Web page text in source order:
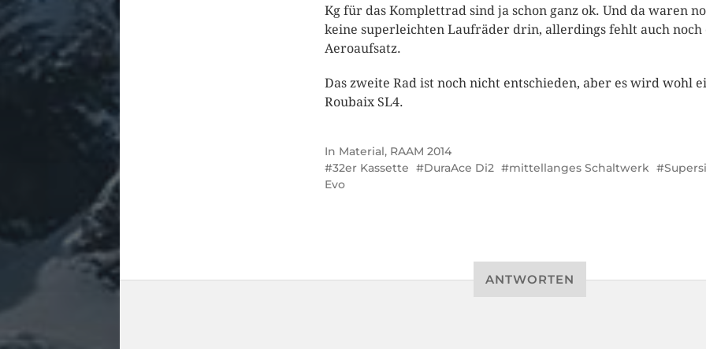
Kg für das Komplettrad sind ja schon ganz ok. Und da waren
keine superleichten Laufräder drin, allerdings fehlt auch noch
Aeroaufsatz.
Das zweite Rad ist noch nicht entschieden, aber es wird wohl
Roubaix SL4.
In Material, RAAM 2014
32er Kassette
DuraAce Di2 mittellanges Schaltwerk
Evo
ANTWORTEN